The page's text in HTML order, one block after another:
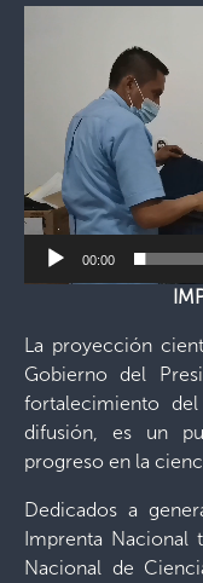
00:00
La proyección
Gobierno del
fortalecimiento
difusión, es un
progreso en la
Dedicados a
Imprenta Nacional
Nacional de